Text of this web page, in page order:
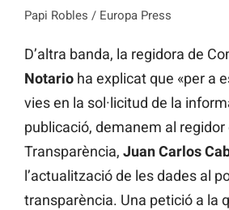
Papi Robles / Europa Press
D’altra banda, la regidora de
Notario ha explicat que «per a
vies en la sol·licitud de la
publicació, demanem al regidor
Transparència, Juan Carlos
l’actualització de les dades al
transparència. Una petició a la